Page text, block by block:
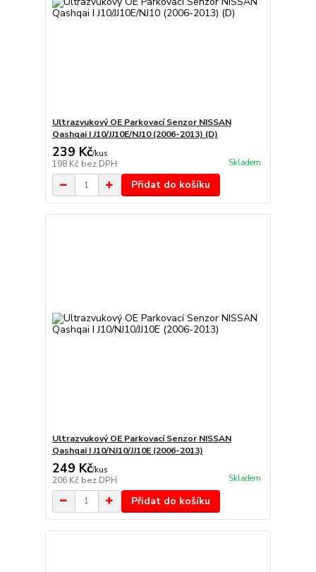
Ultrazvukový OE Parkovací Senzor NISSAN
Qashqai I J10/JJ10E/NJ10 (2006-2013) (D)
239 Kč/kus
198 Kč bez DPH Skladem
Přidat do košíku
Ultrazvukový OE Parkovací Senzor NISSAN
Qashqai I J10/NJ10/JJ10E (2006-2013)
249 Kč/kus
206 Kč bez DPH Skladem
Přidat do košíku